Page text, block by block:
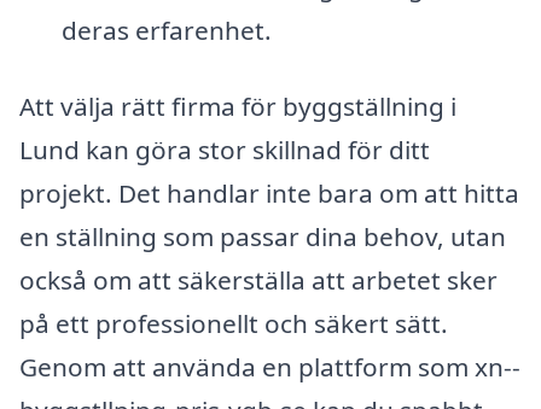
deras erfarenhet.
Att välja rätt firma för byggställning i
Lund kan göra stor skillnad för ditt
projekt. Det handlar inte bara om att hitta
en ställning som passar dina behov, utan
också om att säkerställa att arbetet sker
på ett professionellt och säkert sätt.
Genom att använda en plattform som xn--